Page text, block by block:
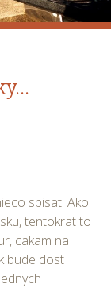
spisat. Ako
tentokrat to
cakam na
bude dost